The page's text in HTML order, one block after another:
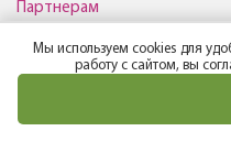
Партнерам
О компании
Мы используем cookies для
работу с сайтом, вы